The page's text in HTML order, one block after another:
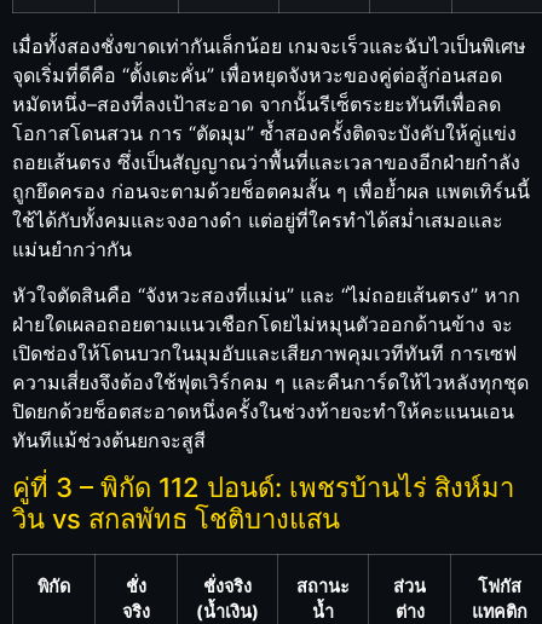
เมื่อทั้งสองชั่งขาดเท่ากันเล็กน้อย เกมจะเร็วและฉับไวเป็นพิเศษ
จุดเริ่มที่ดีคือ “ตั้งเตะคั่น” เพื่อหยุดจังหวะของคู่ต่อสู้ก่อนสอด
หมัดหนึ่ง–สองที่ลงเป้าสะอาด จากนั้นรีเซ็ตระยะทันทีเพื่อลด
โอกาสโดนสวน การ “ตัดมุม” ซ้ำสองครั้งติดจะบังคับให้คู่แข่ง
ถอยเส้นตรง ซึ่งเป็นสัญญาณว่าพื้นที่และเวลาของอีกฝ่ายกำลัง
ถูกยึดครอง ก่อนจะตามด้วยช็อตคมสั้น ๆ เพื่อย้ำผล แพตเทิร์นนี้
ใช้ได้กับทั้งคมและจงอางดำ แต่อยู่ที่ใครทำได้สม่ำเสมอและ
แม่นยำกว่ากัน
หัวใจตัดสินคือ “จังหวะสองที่แม่น” และ “ไม่ถอยเส้นตรง” หาก
ฝ่ายใดเผลอถอยตามแนวเชือกโดยไม่หมุนตัวออกด้านข้าง จะ
เปิดช่องให้โดนบวกในมุมอับและเสียภาพคุมเวทีทันที การเซฟ
ความเสี่ยงจึงต้องใช้ฟุตเวิร์กคม ๆ และคืนการ์ดให้ไวหลังทุกชุด
ปิดยกด้วยช็อตสะอาดหนึ่งครั้งในช่วงท้ายจะทำให้คะแนนเอน
ทันทีแม้ช่วงต้นยกจะสูสี
คู่ที่ 3 – พิกัด 112 ปอนด์: เพชรบ้านไร่ สิงห์มา
วิน vs สกลพัทธ โชติบางแสน
พิกัด
ชั่ง
จริง
ชั่งจริง
(น้ำเงิน)
สถานะ
น้ำ
ส่วน
ต่าง
โฟกัส
แทคติก